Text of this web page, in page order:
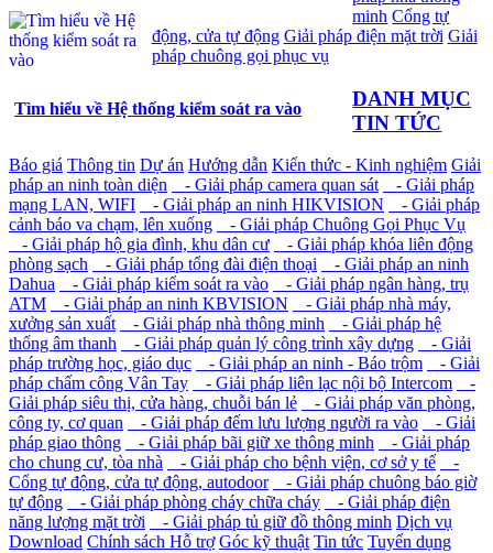
Tìm hiểu về Hệ thống kiểm soát ra vào
minh Cổng tự
động, cửa tự động Giải pháp điện mặt trời Giải
pháp chuông gọi phục vụ
DANH MỤC
TIN TỨC
Báo giá Thông tin Dự án Hướng dẫn Kiến thức - Kinh nghiệm Giải
pháp an ninh toàn diện
- Giải pháp camera quan sát
- Giải pháp
mạng LAN, WIFI
- Giải pháp an ninh HIKVISION
- Giải pháp
cảnh báo va chạm, lên xuống
- Giải pháp Chuông Gọi Phục Vụ
- Giải pháp hộ gia đình, khu dân cư
- Giải pháp khóa liên động
phòng sạch
- Giải pháp tổng đài điện thoại
- Giải pháp an ninh
Dahua
- Giải pháp kiểm soát ra vào
- Giải pháp ngân hàng, trụ
ATM
- Giải pháp an ninh KBVISION
- Giải pháp nhà máy,
xưởng sản xuất
- Giải pháp nhà thông minh
- Giải pháp hệ
thống âm thanh
- Giải pháp quản lý công trình xây dựng
- Giải
pháp trường học, giáo dục
- Giải pháp an ninh - Báo trộm
- Giải
pháp chấm công Vân Tay
- Giải pháp liên lạc nội bộ Intercom
-
Giải pháp siêu thị, cửa hàng, chuỗi bán lẻ
- Giải pháp văn phòng,
công ty, cơ quan
- Giải pháp đếm lưu lượng người ra vào
- Giải
pháp giao thông
- Giải pháp bãi giữ xe thông minh
- Giải pháp
cho chung cư, tòa nhà
- Giải pháp cho bệnh viện, cơ sở y tế
-
Cổng tự động, cửa tự động, autodoor
- Giải pháp chuông báo giờ
tự động
- Giải pháp phòng cháy chữa cháy
- Giải pháp điện
năng lượng mặt trời
- Giải pháp tủ giữ đồ thông minh Dịch vụ
Download Chính sách Hỗ trợ Góc kỹ thuật Tin tức Tuyển dụng